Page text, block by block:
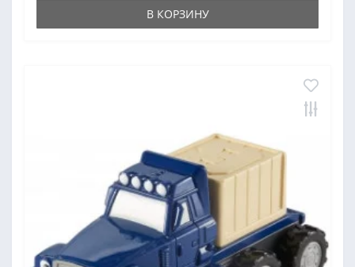
В КОРЗИНУ